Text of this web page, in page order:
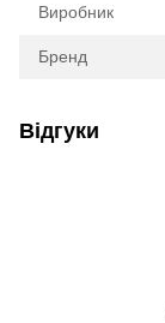
Виробник
Бренд
Відгуки